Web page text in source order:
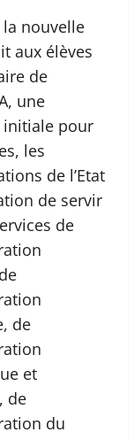
nouvelle
aux élèves
de
une
pour
les
de l’Etat
de servir
de
de
et
de
du